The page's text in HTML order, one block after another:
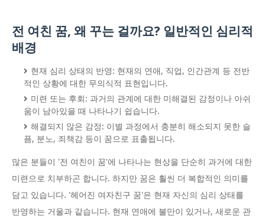
전 여친 꿈, 왜 꾸는 걸까요? 일반적인 심리적
배경
현재 심리 상태의 반영: 현재의 연애, 직업, 인간관계 등 전반
적인 상황에 대한 무의식적 표현입니다.
미련 또는 후회: 과거의 관계에 대한 미해결된 감정이나 아쉬
움이 남아있을 때 나타나기 쉽습니다.
해결되지 않은 감정: 이별 과정에서 충분히 해소되지 못한 슬
픔, 분노, 죄책감 등이 꿈으로 표출됩니다.
많은 분들이 '전 여친이 꿈'에 나타나는 현상을 단순히 과거에 대한
미련으로 치부하곤 합니다. 하지만 꿈은 훨씬 더 복합적인 의미를
담고 있습니다. '헤어진 여자친구 꿈'은 현재 자신의 심리 상태를
반영하는 거울과 같습니다. 현재 연애에 불만이 있거나, 새로운 관